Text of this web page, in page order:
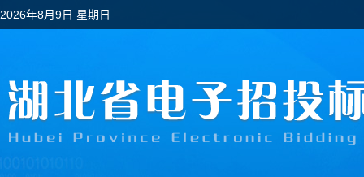
2026年8月9日 星期日